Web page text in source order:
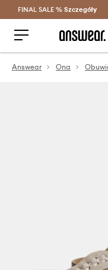
FINAL SALE % Szczegóły
Answear Ona